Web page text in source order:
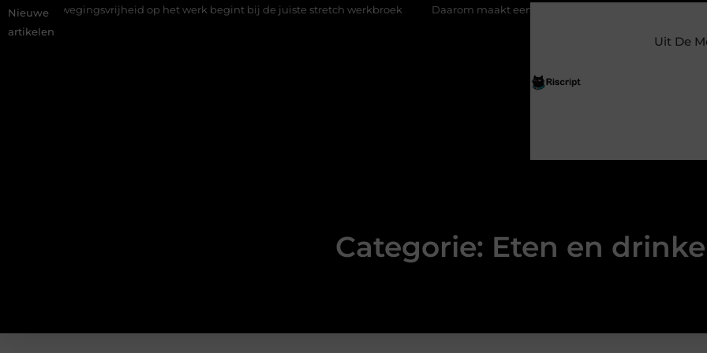
Nieuwe
artikelen
op het werk begint bij de juiste stretch werkbroek Daarom maakt een persoonlijke kaart ieder moment bijzonder
Uit De
Categorie: Eten en